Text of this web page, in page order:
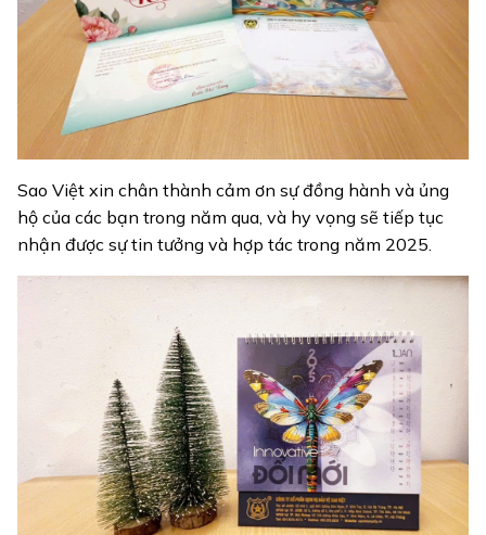
Sao Việt xin chân thành cảm ơn sự đồng hành và ủng
hộ của các bạn trong năm qua, và hy vọng sẽ tiếp tục
nhận được sự tin tưởng và hợp tác trong năm 2025.